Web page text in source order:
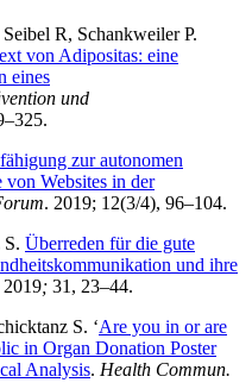
R, Schankweiler P.
von Adipositas: eine
eines
und
zur autonomen
von Websites in der
. 2019; 12(3/4), 96–104.
Überreden für die gute
und ihre
2019; 31, 23–44.
S. ‘Are you in or are
in Organ Donation Poster
Analysis. Health Commun.